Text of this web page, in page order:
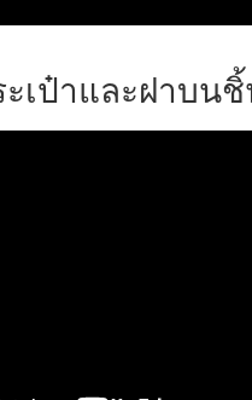
ะเป๋าและฝาบน